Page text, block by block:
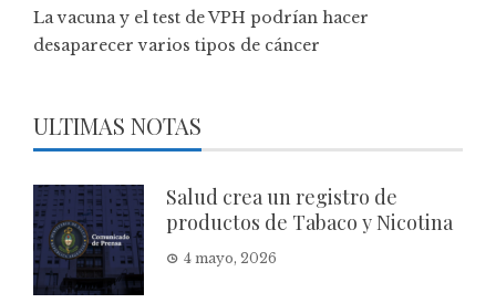
La vacuna y el test de VPH podrían hacer
desaparecer varios tipos de cáncer
ULTIMAS NOTAS
Salud crea un registro de
productos de Tabaco y Nicotina
4 mayo, 2026